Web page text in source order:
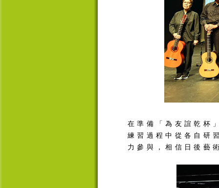
在準備「為友誼乾杯
練習過程中從各自研
力參與，相信日後藝